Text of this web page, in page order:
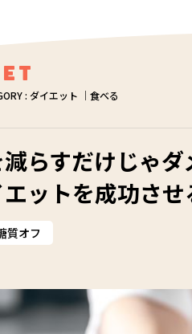
: ダイエット ｜食べる
らすだけじゃ
ットを成功さ
質オフ